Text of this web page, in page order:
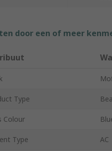
door een of meer
Type
Colour
Type AC